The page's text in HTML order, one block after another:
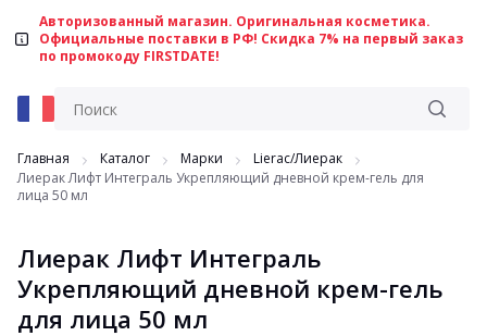
Авторизованный магазин. Оригинальная косметика.
Официальные поставки в РФ! Скидка 7% на первый заказ
по промокоду FIRSTDATE!
Главная Каталог Марки
Lierac/Лиерак
Лиерак Лифт Интеграль Укрепляющий дневной крем-гель для
лица 50 мл
Лиерак Лифт Интеграль
Укрепляющий дневной крем-гель
для лица 50 мл